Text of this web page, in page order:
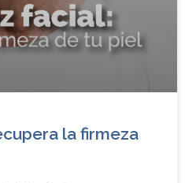
la firmeza